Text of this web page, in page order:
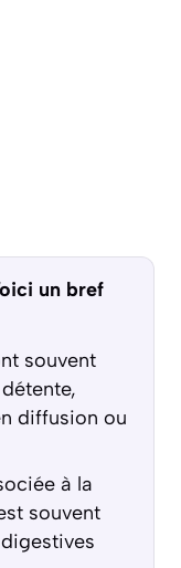
un bref
souvent
diffusion ou
à la
souvent